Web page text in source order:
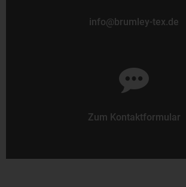
info@brumley-tex.de
Zum Kontaktformular